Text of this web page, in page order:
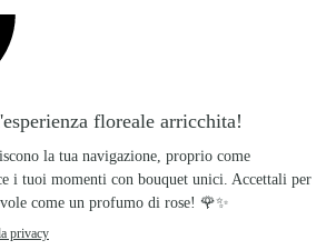
Magia delle feste
64.99 €
Scopri di più